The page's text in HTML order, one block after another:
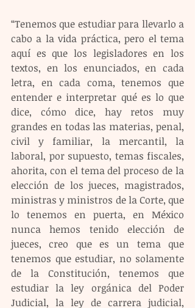
“Tenemos que estudiar para llevarlo a
cabo a la vida práctica, pero el tema
aquí es que los legisladores en los
textos, en los enunciados, en cada
letra, en cada coma, tenemos que
entender e interpretar qué es lo que
dice, cómo dice, hay retos muy
grandes en todas las materias, penal,
civil y familiar, la mercantil, la
laboral, por supuesto, temas fiscales,
ahorita, con el tema del proceso de la
elección de los jueces, magistrados,
ministras y ministros de la Corte, que
lo tenemos en puerta, en México
nunca hemos tenido elección de
jueces, creo que es un tema que
tenemos que estudiar, no solamente
de la Constitución, tenemos que
estudiar la ley orgánica del Poder
Judicial, la ley de carrera judicial,